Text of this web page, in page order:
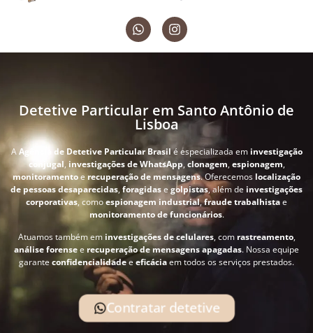
Detetive Particular em Santo Antônio de
Lisboa
AAgência de Detetive Particular Brasilé especializada em investigação
conjugal, investigações de WhatsApp,clonagem,espionagem,
monitoramentoerecuperação de mensagens. Oferecemos localização
de pessoas desaparecidas,foragidase golpistas, além de investigações
corporativas, comoespionagem industrial,fraude trabalhistae
monitoramento de funcionários.
Atuamos também em investigações de celulares, com rastreamento,
análise forensee recuperação de mensagens apagadas. Nossa equipe
garanteconfidencialidadee eficáciaem todos os serviços prestados.
Contratar detetive